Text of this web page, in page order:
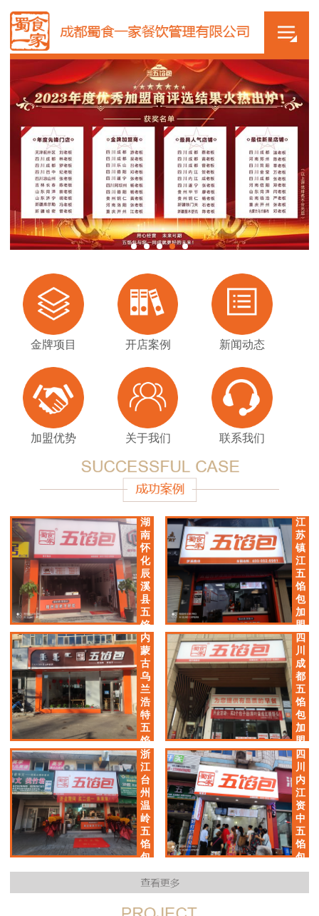
金牌项目 开店案例 新闻动态
加盟优势 关于我们 联系我们
湖
南
怀
化
辰
溪
县
五
馅
包
加
盟
店
江
苏
镇
江
五
馅
包
加
盟
店
内
蒙
古
乌
兰
浩
特
五
馅
包
加
盟
店
四
川
成
都
五
馅
包
加
盟
店
浙
江
台
州
温
岭
五
馅
包
加
盟
店
四
川
内
江
资
中
五
馅
包
加
店